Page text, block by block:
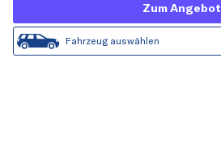
Zum Angebot
Fahrzeug auswählen